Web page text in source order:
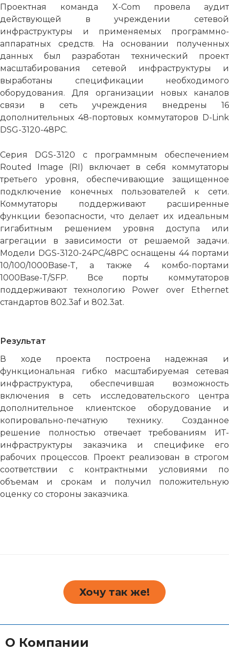
Проектная команда X-Com провела аудит
действующей в учреждении сетевой
инфраструктуры и применяемых программно-
аппаратных средств. На основании полученных
данных был разработан технический проект
масштабирования сетевой инфраструктуры и
выработаны спецификации необходимого
оборудования. Для организации новых каналов
связи в сеть учреждения внедрены 16
дополнительных 48-портовых коммутаторов D-Link
DSG-3120-48PC.
Серия DGS-3120 c программным обеспечением
Routed Image (RI) включает в себя коммутаторы
третьего уровня, обеспечивающие защищенное
подключение конечных пользователей к сети.
Коммутаторы поддерживают расширенные
функции безопасности, что делает их идеальным
гигабитным решением уровня доступа или
агрегации в зависимости от решаемой задачи.
Модели DGS-3120-24PC/48PC оснащены 44 портами
10/100/1000Base-T, а также 4 комбо-портами
1000Base-T/SFP. Все порты коммутаторов
поддерживают технологию Power over Ethernet
стандартов 802.3af и 802.3at.
Результат
В ходе проекта построена надежная и
функциональная гибко масштабируемая сетевая
инфраструктура, обеспечившая возможность
включения в сеть исследовательского центра
дополнительное клиентское оборудование и
копировально-печатную технику. Созданное
решение полностью отвечает требованиям ИТ-
инфраструктуры заказчика и специфике его
рабочих процессов. Проект реализован в строгом
соответствии с контрактными условиями по
объемам и срокам и получил положительную
оценку со стороны заказчика.
Хочу так же!
О Компании